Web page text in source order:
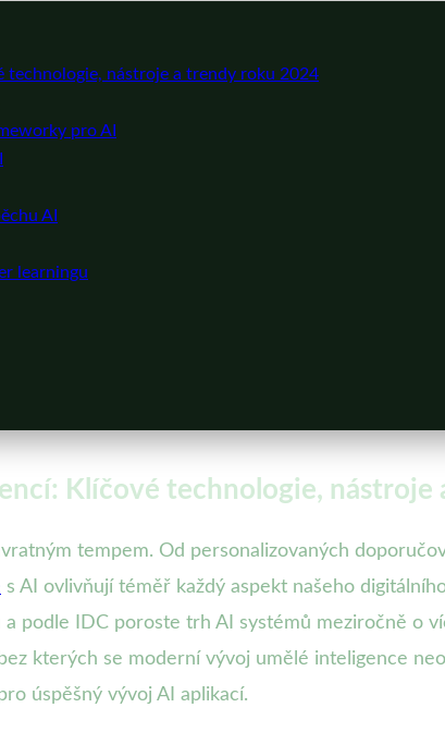
nástroje a trendy roku 2024
pro AI
AI
learningu
Klíčové technologie, nástroje
tempem. Od personalizovaných
s AI ovlivňují téměř každý aspekt našeho
podle IDC poroste trh AI systémů meziročně o
kterých se moderní vývoj umělé inteligence
úspěšný vývoj AI aplikací.